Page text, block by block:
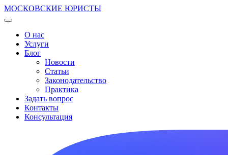
МОСКОВСКИЕ ЮРИСТЫ
О нас
Услуги
Блог
Новости
Статьи
Законодательство
Практика
Задать вопрос
Контакты
Консультация